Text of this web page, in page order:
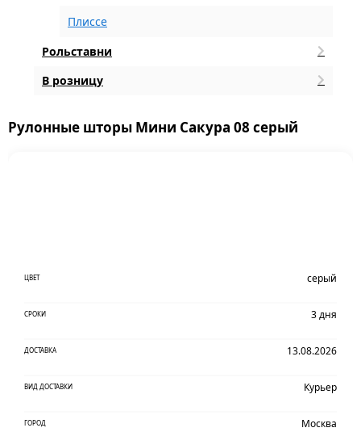
Плиссе
Рольставни
В розницу
Рулонные шторы Мини Сакура 08 серый
ЦВЕТ серый
СРОКИ 3 дня
ДОСТАВКА 13.08.2026
ВИД ДОСТАВКИ Курьер
ГОРОД Москва